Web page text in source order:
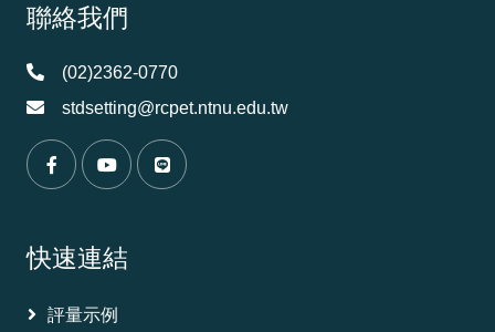
頁尾資訊
聯絡我們
(02)2362-0770
stdsetting@rcpet.ntnu.edu.tw
（另開新視窗）
（另開新視窗）（另開新視窗）
快速連結
評量示例